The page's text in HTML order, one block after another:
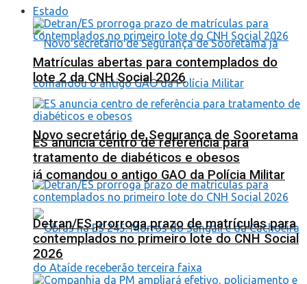
Novo secretário de Segurança de Sooretama
já comandou o antigo GAO da Polícia Militar
Estado
Matrículas abertas para contemplados do
lote 2 da CNH Social 2026
ES anuncia centro de referência para
tratamento de diabéticos e obesos
Detran/ES prorroga prazo de matrículas para
contemplados no primeiro lote do CNH Social
2026